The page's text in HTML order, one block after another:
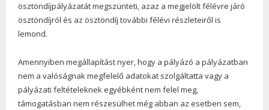
ösztöndíjpályázatát megszünteti, azaz a megjelölt félévre járó
ösztöndíjról és az ösztöndíj további félévi részleteiről is
lemond.
Amennyiben megállapítást nyer, hogy a pályázó a pályázatban
nem a valóságnak megfelelő adatokat szolgáltatta vagy a
pályázati feltételeknek egyébként nem felel meg,
támogatásban nem részesülhet még abban az esetben sem,